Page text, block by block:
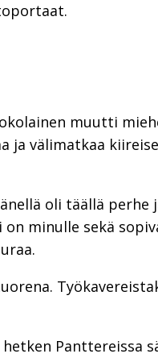
muutti
ja välimatkaa
oli täällä perhe
minulle sekä
Panttereissa